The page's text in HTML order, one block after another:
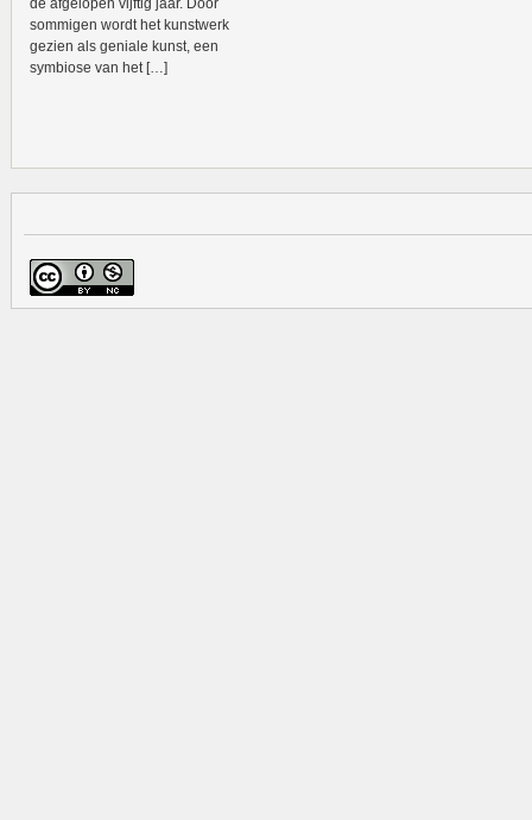
de afgelopen vijftig jaar. Door
sommigen wordt het kunstwerk
gezien als geniale kunst, een
symbiose van het […]